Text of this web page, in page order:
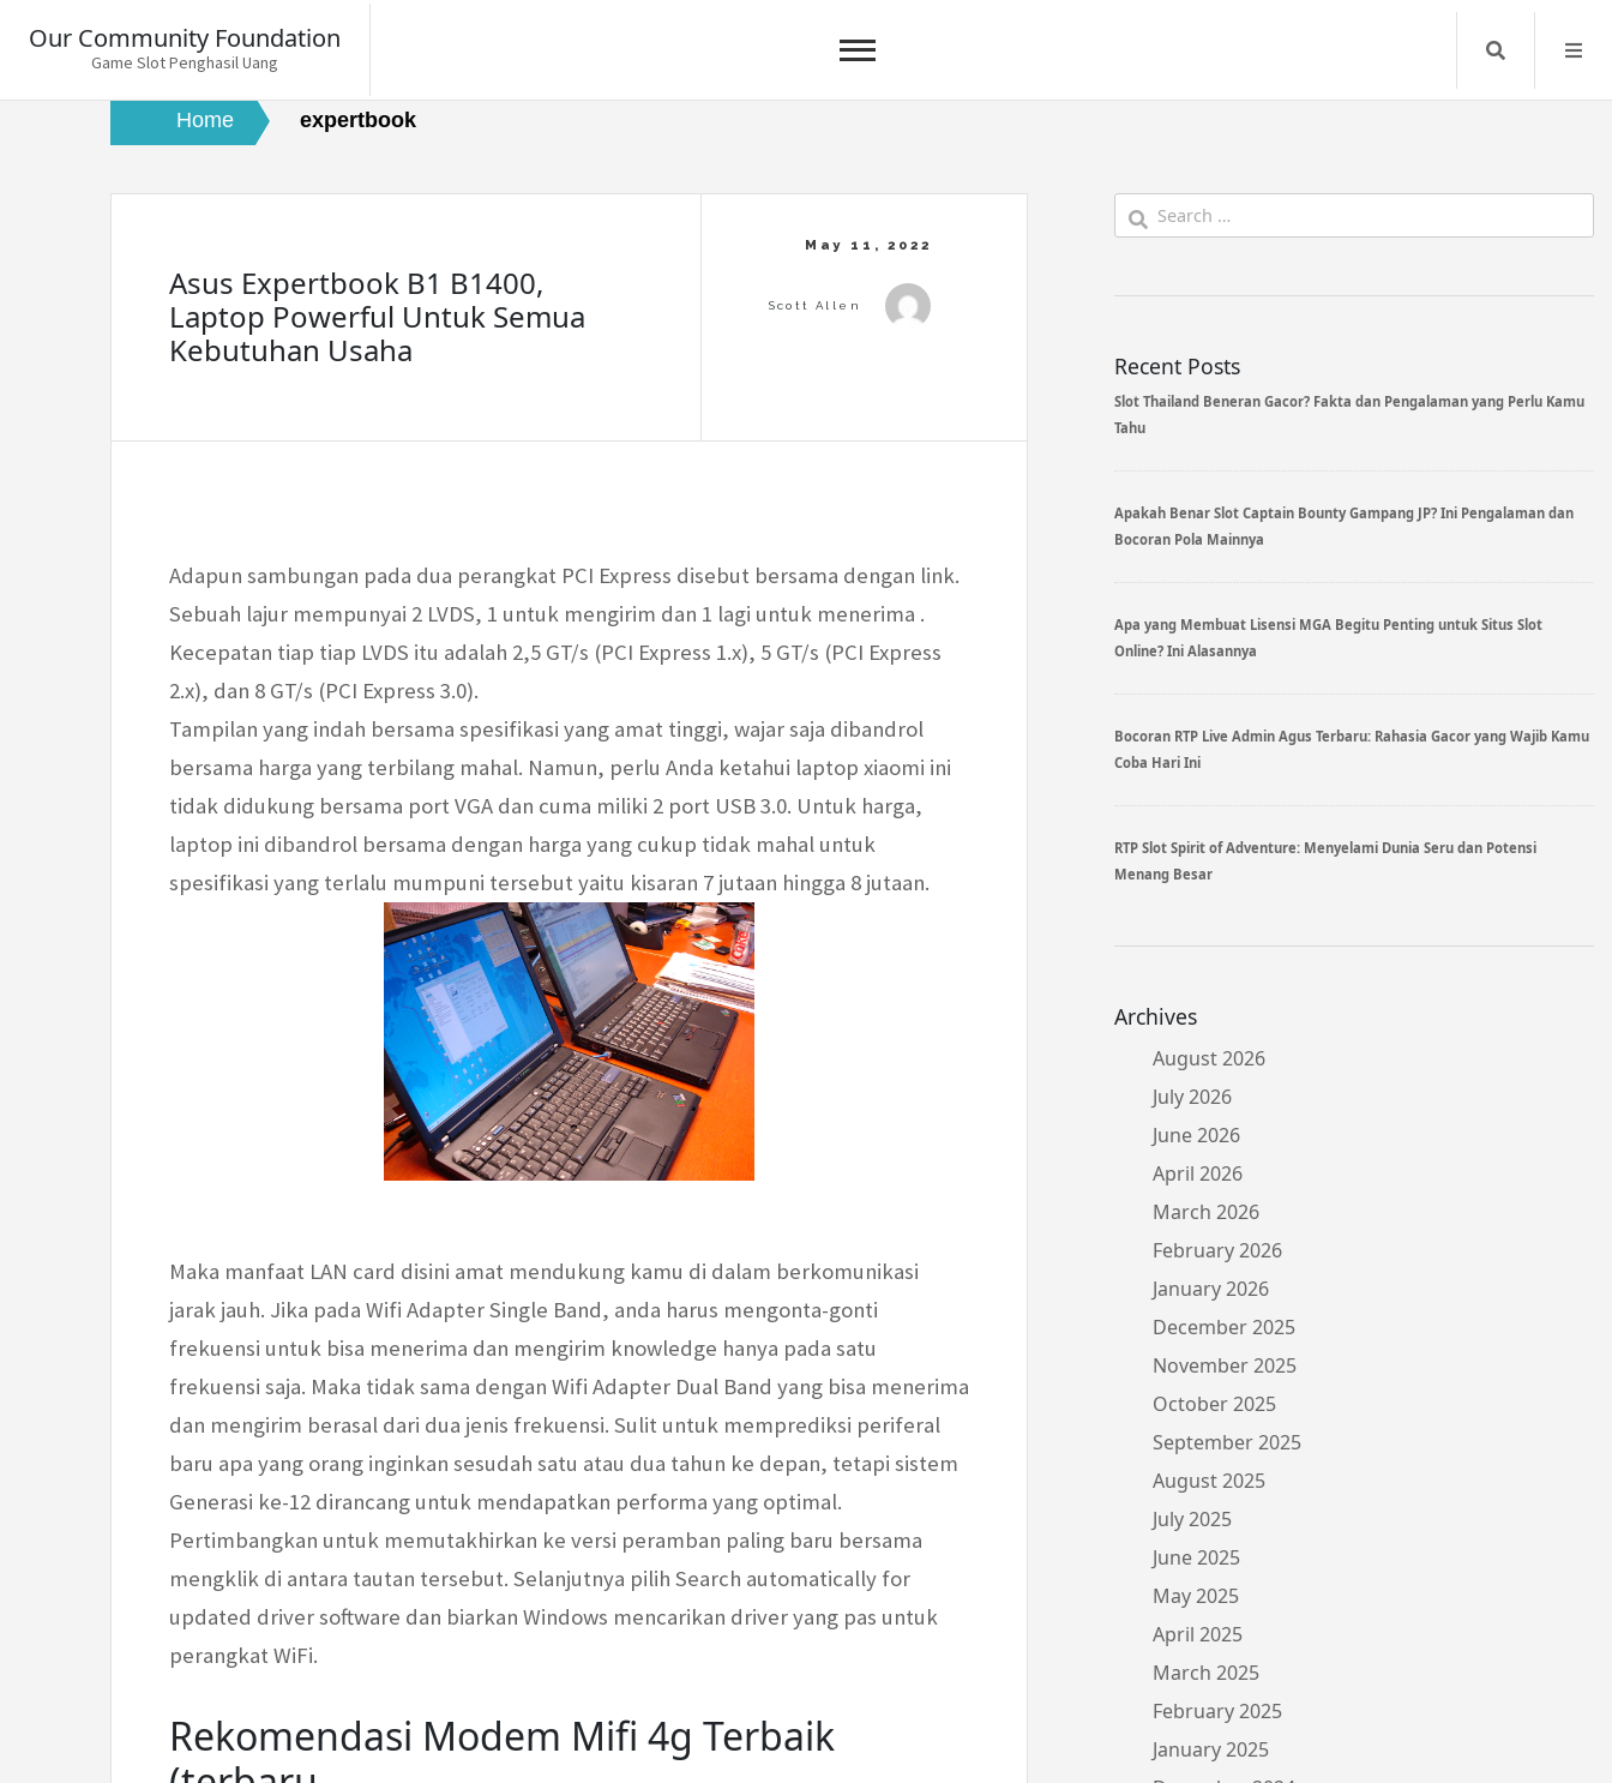
Our Community Foundation
Game Slot Penghasil Uang Search
Home expertbook
Asus Expertbook B1 B1400,
Laptop Powerful Untuk Semua
Kebutuhan Usaha
Adapun sambungan pada dua perangkat PCI Express disebut bersama dengan link.
Sebuah lajur mempunyai 2 LVDS, 1 untuk mengirim dan 1 lagi untuk menerima .
Kecepatan tiap tiap LVDS itu adalah 2,5 GT/s (PCI Express 1.x), 5 GT/s (PCI Express
2.x), dan 8 GT/s (PCI Express 3.0).
Tampilan yang indah bersama spesifikasi yang amat tinggi, wajar saja dibandrol
bersama harga yang terbilang mahal. Namun, perlu Anda ketahui laptop xiaomi ini
tidak didukung bersama port VGA dan cuma miliki 2 port USB 3.0. Untuk harga,
laptop ini dibandrol bersama dengan harga yang cukup tidak mahal untuk
spesifikasi yang terlalu mumpuni tersebut yaitu kisaran 7 jutaan hingga 8 jutaan.
Maka manfaat LAN card disini amat mendukung kamu di dalam berkomunikasi
jarak jauh. Jika pada Wifi Adapter Single Band, anda harus mengonta-gonti
frekuensi untuk bisa menerima dan mengirim knowledge hanya pada satu
frekuensi saja. Maka tidak sama dengan Wifi Adapter Dual Band yang bisa menerima
dan mengirim berasal dari dua jenis frekuensi. Sulit untuk memprediksi periferal
baru apa yang orang inginkan sesudah satu atau dua tahun ke depan, tetapi sistem
Generasi ke-12 dirancang untuk mendapatkan performa yang optimal.
Pertimbangkan untuk memutakhirkan ke versi peramban paling baru bersama
mengklik di antara tautan tersebut. Selanjutnya pilih Search automatically for
updated driver software dan biarkan Windows mencarikan driver yang pas untuk
perangkat WiFi.
Rekomendasi Modem Mifi 4g Terbaik
Search
for:
Recent Posts
Slot Thailand Beneran Gacor? Fakta dan Pengalaman yang Perlu Kamu
Tahu
Apakah Benar Slot Captain Bounty Gampang JP? Ini Pengalaman dan
Bocoran Pola Mainnya
Apa yang Membuat Lisensi MGA Begitu Penting untuk Situs Slot
Online? Ini Alasannya
Bocoran RTP Live Admin Agus Terbaru: Rahasia Gacor yang Wajib Kamu
Coba Hari Ini
RTP Slot Spirit of Adventure: Menyelami Dunia Seru dan Potensi
Menang Besar
Archives
August 2026
July 2026
June 2026
April 2026
March 2026
February 2026
January 2026
December 2025
November 2025
October 2025
September 2025
August 2025
July 2025
June 2025
May 2025
April 2025
March 2025
February 2025
January 2025